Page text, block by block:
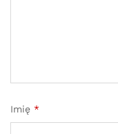
Imię *